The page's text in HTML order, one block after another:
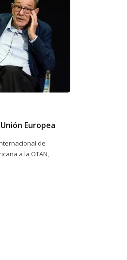
Europea
de
a la OTAN,